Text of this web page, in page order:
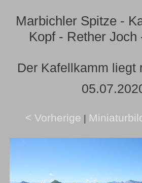
Marbichler Spitze -
Kopf - Rether Joch
Der Kafellkamm liegt
< Vorherige |